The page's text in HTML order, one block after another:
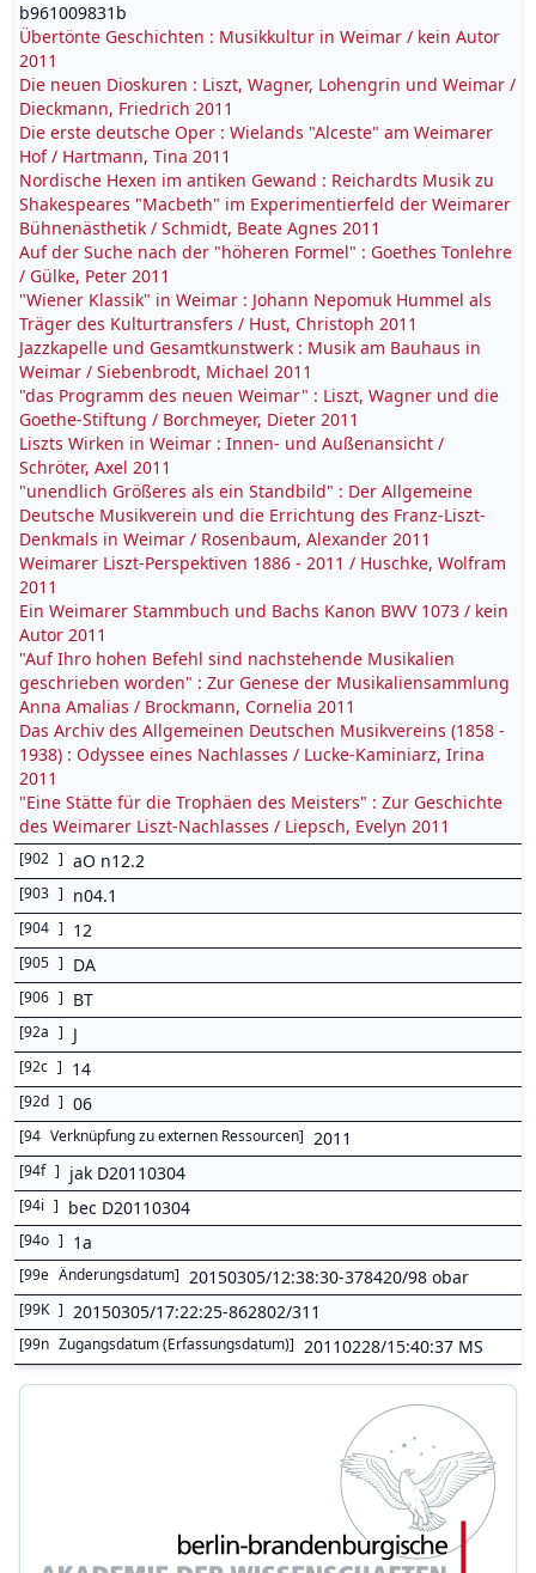
b961009831b
Übertönte Geschichten : Musikkultur in Weimar / kein Autor
2011
Die neuen Dioskuren : Liszt, Wagner, Lohengrin und Weimar /
Dieckmann, Friedrich 2011
Die erste deutsche Oper : Wielands "Alceste" am Weimarer
Hof / Hartmann, Tina 2011
Nordische Hexen im antiken Gewand : Reichardts Musik zu
Shakespeares "Macbeth" im Experimentierfeld der Weimarer
Bühnenästhetik / Schmidt, Beate Agnes 2011
Auf der Suche nach der "höheren Formel" : Goethes Tonlehre
/ Gülke, Peter 2011
"Wiener Klassik" in Weimar : Johann Nepomuk Hummel als
Träger des Kulturtransfers / Hust, Christoph 2011
Jazzkapelle und Gesamtkunstwerk : Musik am Bauhaus in
Weimar / Siebenbrodt, Michael 2011
"das Programm des neuen Weimar" : Liszt, Wagner und die
Goethe-Stiftung / Borchmeyer, Dieter 2011
Liszts Wirken in Weimar : Innen- und Außenansicht /
Schröter, Axel 2011
"unendlich Größeres als ein Standbild" : Der Allgemeine
Deutsche Musikverein und die Errichtung des Franz-Liszt-
Denkmals in Weimar / Rosenbaum, Alexander 2011
Weimarer Liszt-Perspektiven 1886 - 2011 / Huschke, Wolfram
2011
Ein Weimarer Stammbuch und Bachs Kanon BWV 1073 / kein
Autor 2011
"Auf Ihro hohen Befehl sind nachstehende Musikalien
geschrieben worden" : Zur Genese der Musikaliensammlung
Anna Amalias / Brockmann, Cornelia 2011
Das Archiv des Allgemeinen Deutschen Musikvereins (1858 -
1938) : Odyssee eines Nachlasses / Lucke-Kaminiarz, Irina
2011
"Eine Stätte für die Trophäen des Meisters" : Zur Geschichte
des Weimarer Liszt-Nachlasses / Liepsch, Evelyn 2011
[902 ] aO n12.2
[903 ] n04.1
[904 ] 12
[905 ] DA
[906 ] BT
[92a ] J
[92c ] 14
[92d ] 06
[94 Verknüpfung zu externen Ressourcen] 2011
[94f ] jak D20110304
[94i ] bec D20110304
[94o ] 1a
[99e Änderungsdatum] 20150305/12:38:30-378420/98 obar
[99K ] 20150305/17:22:25-862802/311
[99n Zugangsdatum (Erfassungsdatum)] 20110228/15:40:37 MS